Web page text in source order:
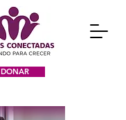
DONAR